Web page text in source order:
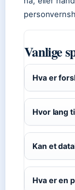
Vanlige
Hva er
Hvor lang
Kan et
Hva er en